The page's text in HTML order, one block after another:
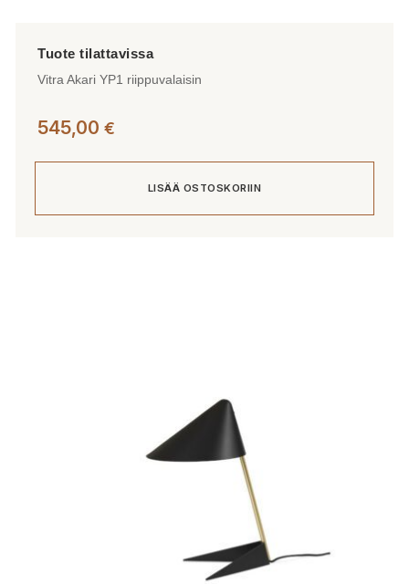
Vitra Akari YP1 riippuvalaisin
545,00 €
LISÄÄ OSTOSKORIIN